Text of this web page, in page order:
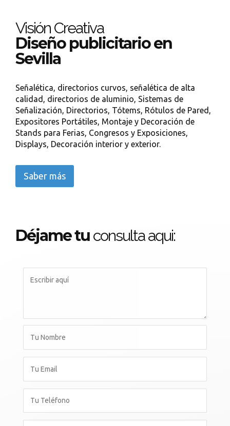
Visión Creativa
Diseño publicitario en
Sevilla
Señalética, directorios curvos, señalética de alta
calidad, directorios de aluminio, Sistemas de
Señalización, Directorios, Tótems, Rótulos de Pared,
Expositores Portátiles, Montaje y Decoración de
Stands para Ferias, Congresos y Exposiciones,
Displays, Decoración interior y exterior.
Saber más
Déjame tu consulta aqui: